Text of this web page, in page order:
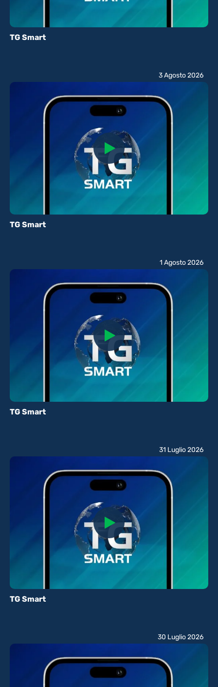
TG Smart
TG Smart
3 Agosto 2026
TG Smart
1 Agosto 2026
TG Smart
31 Luglio 2026
30 Luglio 2026